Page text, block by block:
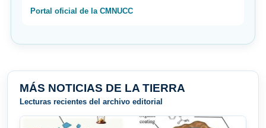
Portal oficial de la CMNUCC
MÁS NOTICIAS DE LA TIERRA
Lecturas recientes del archivo editorial